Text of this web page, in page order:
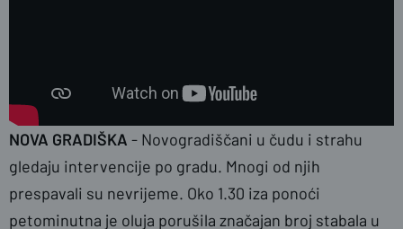
NOVA GRADIŠKA - Novogradiščani u čudu i strahu
gledaju intervencije po gradu. Mnogi od njih
prespavali su nevrijeme. Oko 1.30 iza ponoći
petominutna je oluja porušila značajan broj stabala u